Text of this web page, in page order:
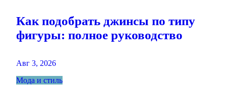
Как подобрать джинсы по типу
фигуры: полное руководство
Авг 3, 2026
Мода и стиль